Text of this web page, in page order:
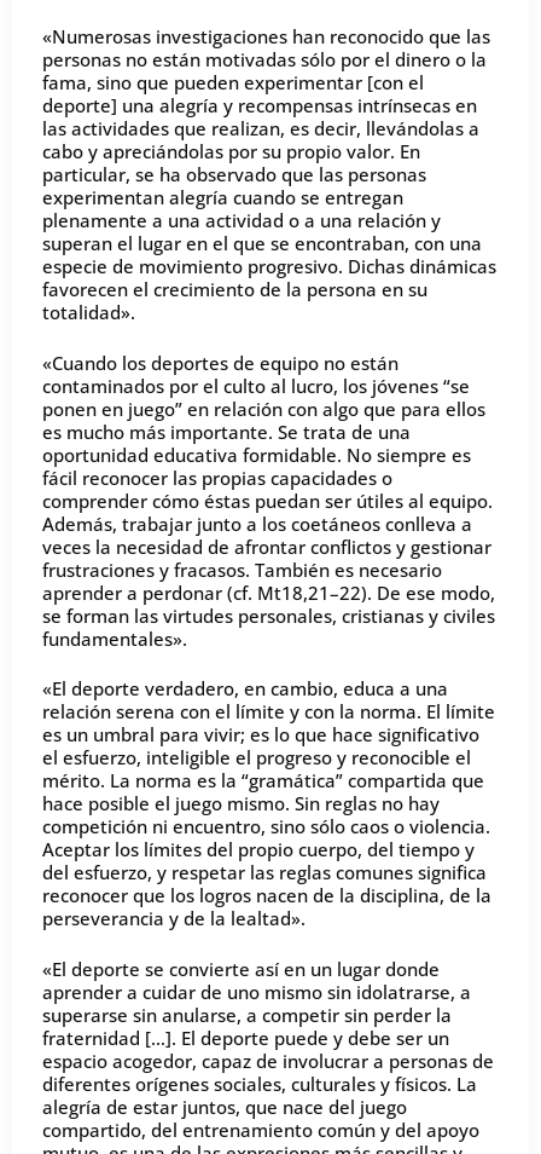
«Numerosas investigaciones han reconocido que las
personas no están motivadas sólo por el dinero o la
fama, sino que pueden experimentar [con el
deporte] una alegría y recompensas intrínsecas en
las actividades que realizan, es decir, llevándolas a
cabo y apreciándolas por su propio valor. En
particular, se ha observado que las personas
experimentan alegría cuando se entregan
plenamente a una actividad o a una relación y
superan el lugar en el que se encontraban, con una
especie de movimiento progresivo. Dichas dinámicas
favorecen el crecimiento de la persona en su
totalidad».
«Cuando los deportes de equipo no están
contaminados por el culto al lucro, los jóvenes “se
ponen en juego” en relación con algo que para ellos
es mucho más importante. Se trata de una
oportunidad educativa formidable. No siempre es
fácil reconocer las propias capacidades o
comprender cómo éstas puedan ser útiles al equipo.
Además, trabajar junto a los coetáneos conlleva a
veces la necesidad de afrontar conflictos y gestionar
frustraciones y fracasos. También es necesario
aprender a perdonar (cf. Mt18,21–22). De ese modo,
se forman las virtudes personales, cristianas y civiles
fundamentales».
«El deporte verdadero, en cambio, educa a una
relación serena con el límite y con la norma. El límite
es un umbral para vivir; es lo que hace significativo
el esfuerzo, inteligible el progreso y reconocible el
mérito. La norma es la “gramática” compartida que
hace posible el juego mismo. Sin reglas no hay
competición ni encuentro, sino sólo caos o violencia.
Aceptar los límites del propio cuerpo, del tiempo y
del esfuerzo, y respetar las reglas comunes significa
reconocer que los logros nacen de la disciplina, de la
perseverancia y de la lealtad».
«El deporte se convierte así en un lugar donde
aprender a cuidar de uno mismo sin idolatrarse, a
superarse sin anularse, a competir sin perder la
fraternidad […]. El deporte puede y debe ser un
espacio acogedor, capaz de involucrar a personas de
diferentes orígenes sociales, culturales y físicos. La
alegría de estar juntos, que nace del juego
compartido, del entrenamiento común y del apoyo